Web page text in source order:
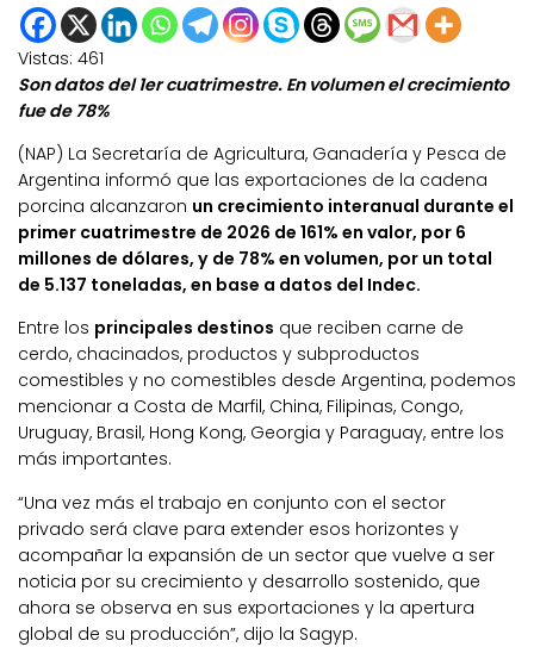
Vistas: 461
Son datos del 1er cuatrimestre. En volumen el crecimiento
fue de 78%
(NAP) La Secretaría de Agricultura, Ganadería y Pesca de
Argentina informó que las exportaciones de la cadena
porcina alcanzaron un crecimiento interanual durante el
primer cuatrimestre de 2026 de 161% en valor, por 6
millones de dólares, y de 78% en volumen, por un total
de 5.137 toneladas, en base a datos del Indec.
Entre los principales destinos que reciben carne de
cerdo, chacinados, productos y subproductos
comestibles y no comestibles desde Argentina, podemos
mencionar a Costa de Marfil, China, Filipinas, Congo,
Uruguay, Brasil, Hong Kong, Georgia y Paraguay, entre los
más importantes.
“Una vez más el trabajo en conjunto con el sector
privado será clave para extender esos horizontes y
acompañar la expansión de un sector que vuelve a ser
noticia por su crecimiento y desarrollo sostenido, que
ahora se observa en sus exportaciones y la apertura
global de su producción”, dijo la Sagyp.